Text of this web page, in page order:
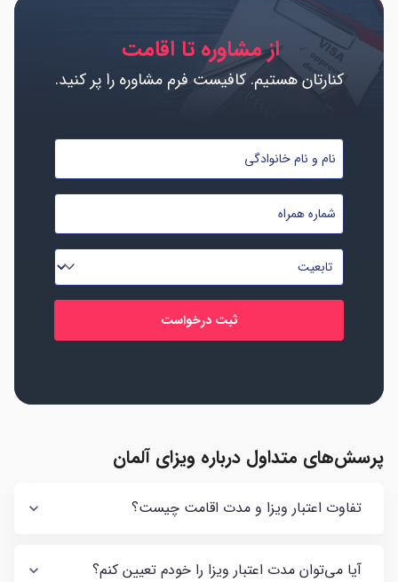
از مشاوره تا اقامت
کنارتان هستیم. کافیست فرم مشاوره را پر کنید.
نام
نام
خانوادگی
*
شماره
موبایل
*
تابعیت
*
پرسش‌های متداول درباره ویزای آلمان
تفاوت اعتبار ویزا و مدت اقامت چیست؟
آیا می‌توان مدت اعتبار ویزا را خودم تعیین کنم؟